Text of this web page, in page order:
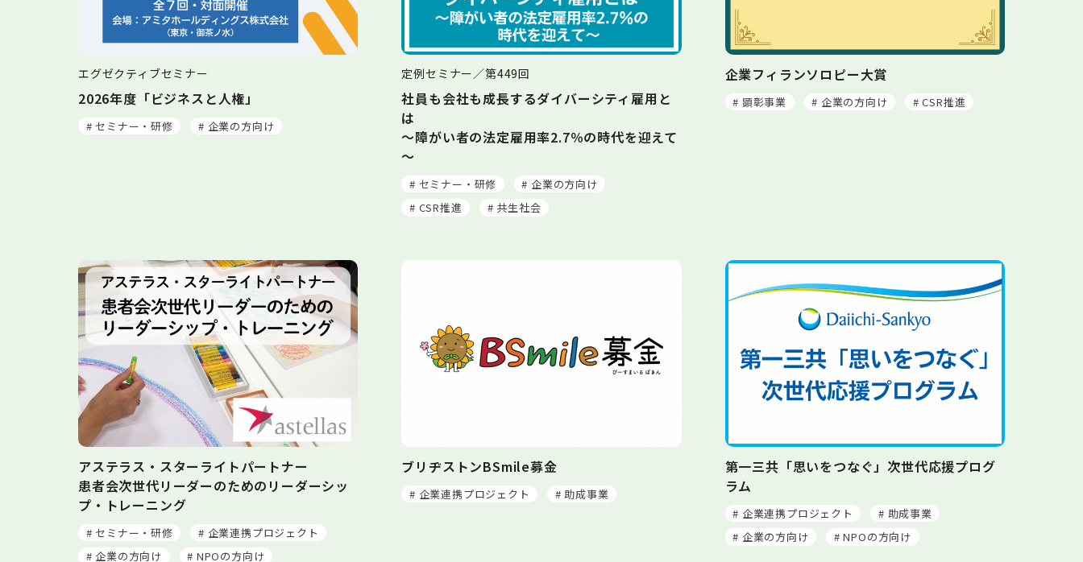
エグゼクティブセミナー
2026年度「ビジネスと人権」
# セミナー・研修 # 企業の方向け
定例セミナー／第449回
社員も会社も成長するダイバーシティ雇用と
は
～障がい者の法定雇用率2.7％の時代を迎えて
～
# セミナー・研修
# 企業の方向け
# CSR推進
# 共生社会
企業フィランソロピー大賞
# 顕彰事業 # 企業の方向け # CSR推進
アステラス・スターライトパートナー
患者会次世代リーダーのためのリーダーシッ
プ・トレーニング
# セミナー・研修
# 企業連携プロジェクト
# 企業の方向け
# NPOの方向け
ブリヂストンBSmile募金
# 企業連携プロジェクト # 助成事業
第一三共「思いをつなぐ」次世代応援プログ
ラム
# 企業連携プロジェクト
# 助成事業
# 企業の方向け
# NPOの方向け